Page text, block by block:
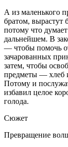
А из маленького
братом, вырастут
потому что
дальнейшем. В
— чтобы помочь
зачарованных
затем, чтобы
предметы — хлеб
Потому и
избавил целое
голода.
Сюжет
Превращение